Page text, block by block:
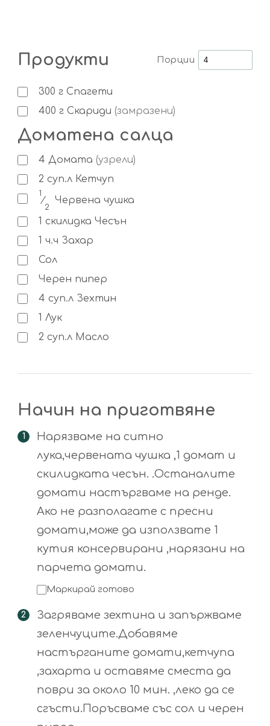
Продукти Порции
300 г Спагети
400 г Скариди (замразени)
Доматена салца
4 Домата (узрели)
2 суп.л Кетчуп
1
⁄
2
Червена чушка
1 скилидка Чесън
1 ч.ч Захар
Сол
Черен пипер
4 суп.л Зехтин
1 Лук
2 суп.л Масло
Начин на приготвяне
Нарязваме на ситно
лука,червената чушка ,1 домат и
скилидката чесън. .Останалите
домати настъргваме на ренде.
Ако не разполагате с пресни
домати,може да използвате 1
кутия консервирани ,нарязани на
парчета домати.
Маркирай готово
Загряваме зехтина и запържваме
зеленчуците.Добавяме
настърганите домати,кетчупа
,захарта и оставяме сместа да
поври за около 10 мин. ,леко да се
сгъсти.Поръсваме със сол и черен